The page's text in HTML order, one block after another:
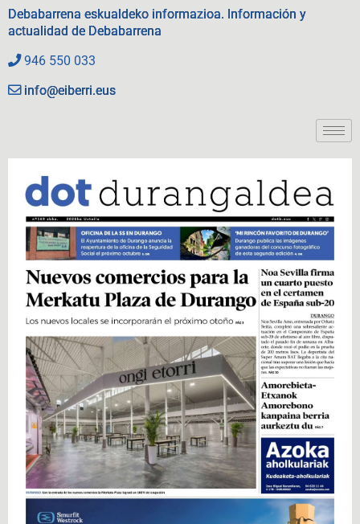
Debabarrena eskualdeko informazioa. Información y
actualidad de Debabarrena
946 550 033
info@eiberri.eus